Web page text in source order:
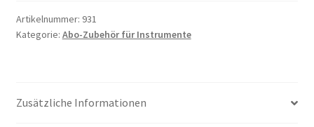
doppelt
Menge
Artikelnummer: 931
Kategorie: Abo-Zubehör für Instrumente
Zusätzliche Informationen